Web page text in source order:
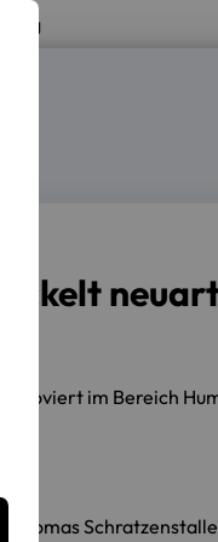
im Bereich
Thomas